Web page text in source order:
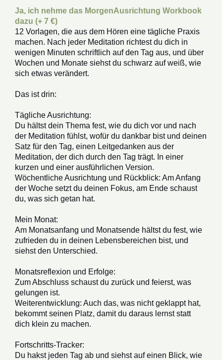
Ja, ich nehme das MorgenAusrichtung Workbook
dazu (+ 7 €)
12 Vorlagen, die aus dem Hören eine tägliche Praxis
machen. Nach jeder Meditation richtest du dich in
wenigen Minuten schriftlich auf den Tag aus, und über
Wochen und Monate siehst du schwarz auf weiß, wie
sich etwas verändert.
Das ist drin:
Tägliche Ausrichtung:
Du hältst dein Thema fest, wie du dich vor und nach
der Meditation fühlst, wofür du dankbar bist und deinen
Satz für den Tag, einen Leitgedanken aus der
Meditation, der dich durch den Tag trägt. In einer
kurzen und einer ausführlichen Version.
Wöchentliche Ausrichtung und Rückblick: Am Anfang
der Woche setzt du deinen Fokus, am Ende schaust
du, was sich getan hat.
Mein Monat:
Am Monatsanfang und Monatsende hältst du fest, wie
zufrieden du in deinen Lebensbereichen bist, und
siehst den Unterschied.
Monatsreflexion und Erfolge:
Zum Abschluss schaust du zurück und feierst, was
gelungen ist.
Weiterentwicklung: Auch das, was nicht geklappt hat,
bekommt seinen Platz, damit du daraus lernst statt
dich klein zu machen.
Fortschritts-Tracker:
Du hakst jeden Tag ab und siehst auf einen Blick, wie